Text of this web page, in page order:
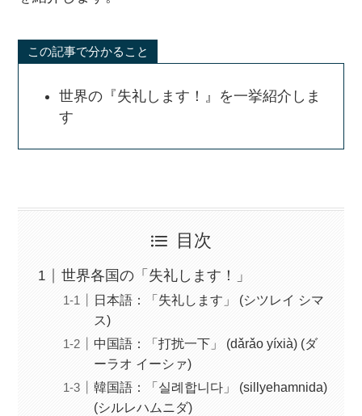
この記事で分かること
世界の『失礼します！』を一挙紹介しま
す
目次
世界各国の「失礼します！」
日本語：「失礼します」 (シツレイ シマ
ス)
中国語：「打扰一下」 (dǎrǎo yíxià) (ダ
ーラオ イーシァ)
韓国語：「실례합니다」 (sillyehamnida)
(シルレハムニダ)